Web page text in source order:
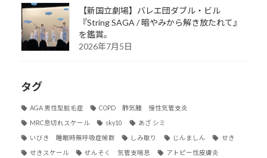
【新国立劇場】バレエ団ダブル・ビル
『String SAGA / 暗やみから解き放たれて』
を鑑賞。
2026年7月5日
タグ
AGA 男性型脱毛症 COPD 肺気腫 慢性気管支炎
MRC息切れスケール sky10 あざ シミ
いびき 睡眠時無呼吸症候群 しみ取り じんましん せき
せきスケール ぜんそく 気管支喘息 アトピー性皮膚炎